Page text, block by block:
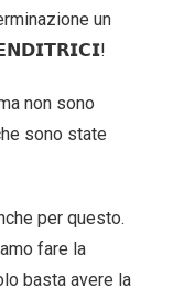
un
non sono
sono state
per questo.
fare la
basta avere la